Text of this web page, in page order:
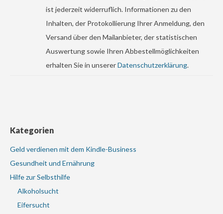
ist jederzeit widerruflich. Informationen zu den
Inhalten, der Protokollierung Ihrer Anmeldung, den
Versand über den Mailanbieter, der statistischen
Auswertung sowie Ihren Abbestellmöglichkeiten
erhalten Sie in unsererDatenschutzerklärung.
Kategorien
Geld verdienen mit dem Kindle-Business
Gesundheit und Ernährung
Hilfe zur Selbsthilfe
Alkoholsucht
Eifersucht